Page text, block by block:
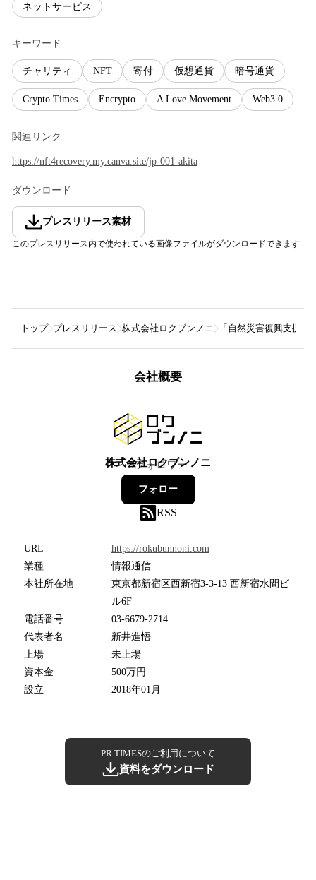
ネットサービス
キーワード
チャリティ NFT 寄付 仮想通貨 暗号通貨
Crypto Times Encrypto A Love Movement Web3.0
関連リンク
https://nft4recovery.my.canva.site/jp-001-akita
ダウンロード
プレスリリース素材
このプレスリリース内で使われている画像ファイルがダウンロードできます
トップ プレスリリース 株式会社ロクブンノニ 「自然災害復興支援
会社概要
株式会社ロクブンノニ
5フォロワー
フォロー
RSS
URL
https://rokubunnoni.com
業種
情報通信
本社所在地
東京都新宿区西新宿3-3-13 西新宿水間ビ
ル6F
電話番号
03-6679-2714
代表者名
新井進悟
上場
未上場
資本金
500万円
設立
2018年01月
PR TIMESのご利用について
資料をダウンロード